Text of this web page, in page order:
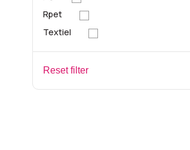
Rpet
Textiel
Reset filter